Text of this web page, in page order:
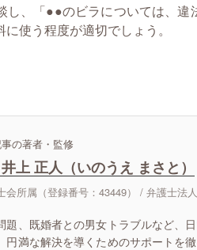
し、「●●のビラについては、
使う程度が適切でしょう。
の著者・監修
上 正人（いのうえ まさと）
会所属（登録番号：43449） / 弁護士法
題、既婚者との男女トラブルなど、
円満な解決を導くためのサポートを